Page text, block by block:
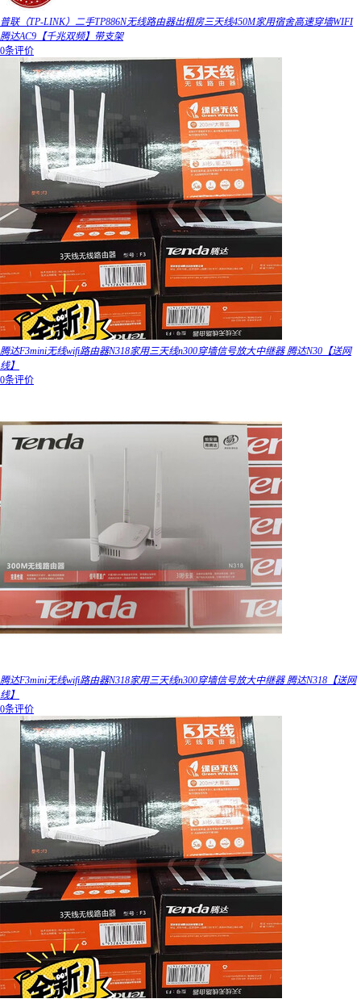
普联（TP-LINK）二手TP886N无线路由器出租房三天线450M家用宿舍高速穿墙WIFI
腾达AC9【千兆双频】带支架
0条评价
腾达F3mini无线wifi路由器N318家用三天线n300穿墙信号放大中继器 腾达N30【送网
线】
0条评价
腾达F3mini无线wifi路由器N318家用三天线n300穿墙信号放大中继器 腾达N318【送网
线】
0条评价